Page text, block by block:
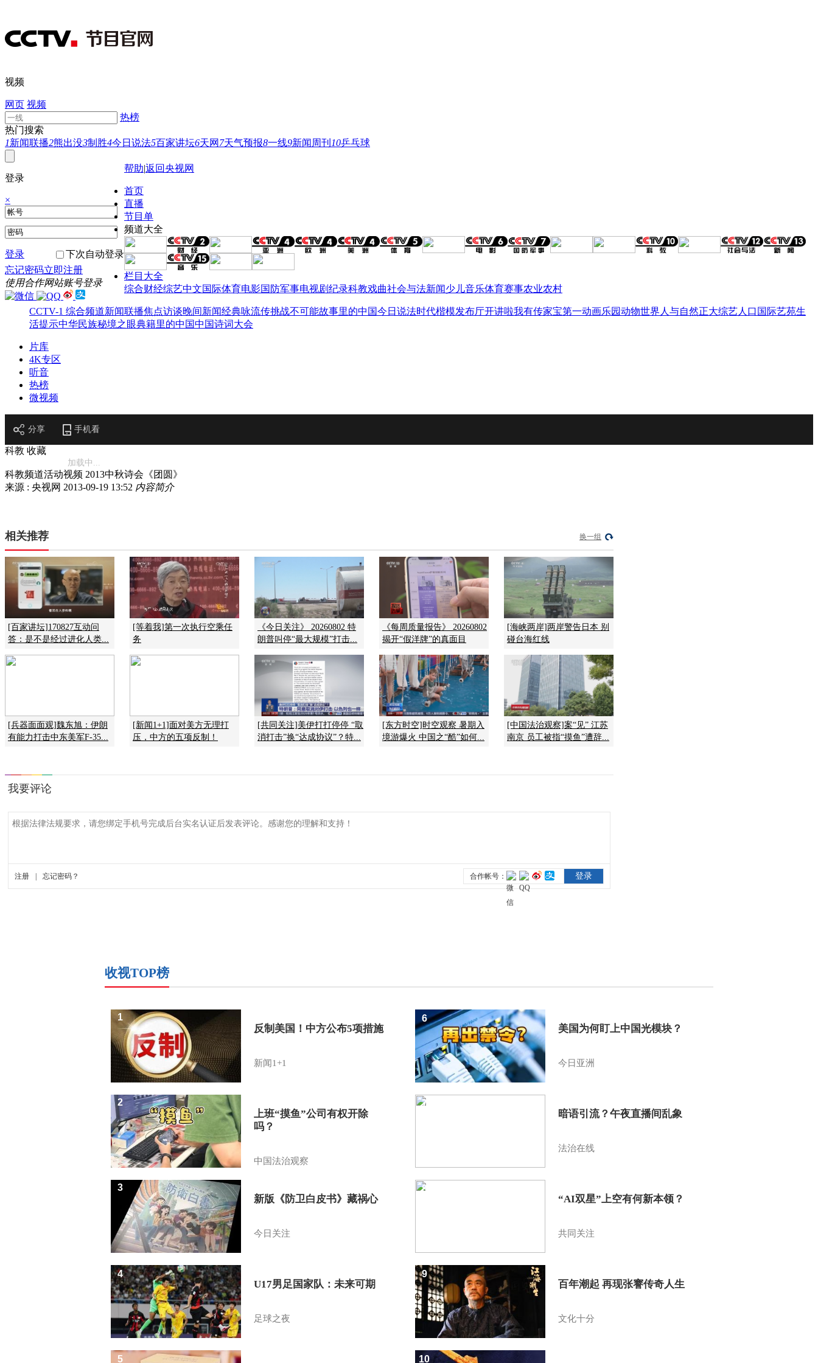
视频
网页 视频
热榜
热门搜索
1新闻联播2熊出没3制胜4今日说法5百家讲坛6天网 7天气预报8一线9新闻周刊 10乒乓球
登录
×
登录
下次自动登录
忘记密码立即注册
使用合作网站账号登录
帮助|返回央视网
首页
直播
节目单
频道大全
栏目大全
综合财经综艺中文国际体育电影国防军事电视剧纪录科教戏曲社会与法新闻少儿音乐体育赛事农业农村
CCTV-1 综合频道新闻联播焦点访谈晚间新闻经典咏流传挑战不可能故事里的中国今日说法时代楷模发布厅开讲啦我有传家宝第一动画乐园动物世界 人与自然正大综艺人口 国际艺苑生
活提示中华民族秘境之眼典籍里的中国中国诗词大会
片库
4K专区
听音
热榜
微视频
分享 手机看
科教 收藏
加载中...
科教频道活动视频 2013中秋诗会《团圆》
来源 : 央视网 2013-09-19 13:52 内容简介
相关推荐 换一组
[百家讲坛]170827互动问
答：是不是经过进化人类...
[等着我]第一次执行空乘任
务
《今日关注》 20260802 特
朗普叫停“最大规模”打击...
《每周质量报告》 20260802
揭开“假洋牌”的真面目
[海峡两岸]两岸警告日本 别
碰台海红线
[兵器面面观]魏东旭：伊朗
有能力打击中东美军F-35...
[新闻1+1]面对美方无理打
压，中方的五项反制！
[共同关注]美伊打打停停 “取
消打击”换“达成协议”？特...
[东方时空]时空观察 暑期入
境游爆火 中国之“酷”如何...
[中国法治观察]案“见” 江苏
南京 员工被指“摸鱼”遭辞...
收视TOP榜
反制美国！中方公布5项措施
新闻1+1
1
上班“摸鱼”公司有权开除
吗？
中国法治观察
2
新版《防卫白皮书》藏祸心
今日关注
3
U17男足国家队：未来可期
足球之夜
4
5
美国为何盯上中国光模块？
今日亚洲
6
暗语引流？午夜直播间乱象
法治在线
7
“AI双星”上空有何新本领？
共同关注
8
百年潮起 再现张謇传奇人生
文化十分
9
10